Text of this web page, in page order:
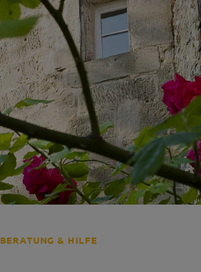
BERATUNG & HILFE